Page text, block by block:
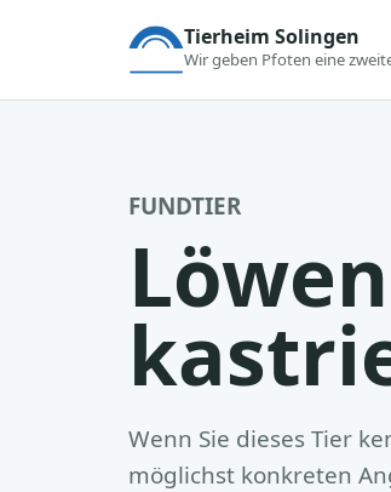
Tierheim Solingen
Wir geben Pfoten eine
FUNDTIER
Wenn Sie dieses Tier
möglichst konkreten